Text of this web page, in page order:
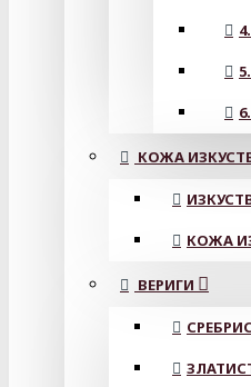
КОЖА
КОЖА
ВЕРИГИ